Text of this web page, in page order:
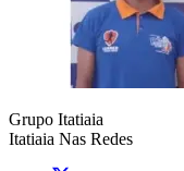
Grupo Itatiaia
Itatiaia Nas Redes